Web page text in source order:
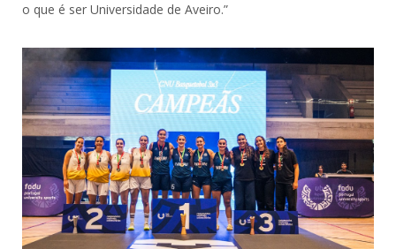
o que é ser Universidade de Aveiro.”